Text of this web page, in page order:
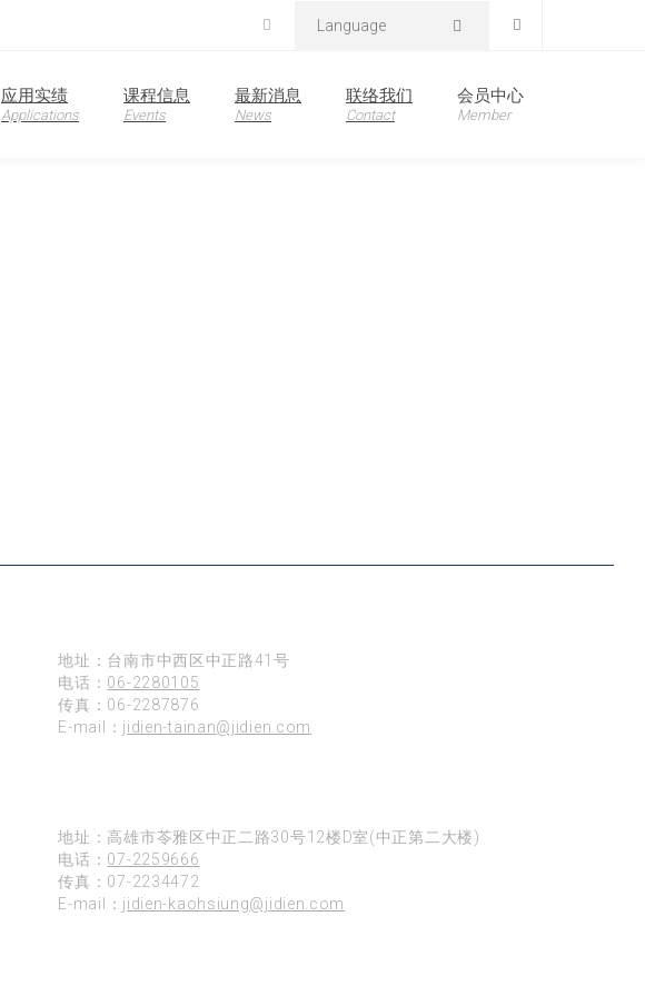
Language
应用实绩
Applications
课程信息
Events
最新消息
News
联络我们
Contact
会员中心
Member
地址：台南市中西区中正路41号
电话： 06-2280105
传真：06-2287876
E-mail： jidien-tainan@jidien.com
地址：高雄市苓雅区中正二路30号12楼D室(中正第二大楼)
电话： 07-2259666
传真：07-2234472
E-mail： jidien-kaohsiung@jidien.com